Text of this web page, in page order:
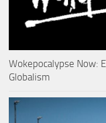
Wokepocalypse Now:
Globalism